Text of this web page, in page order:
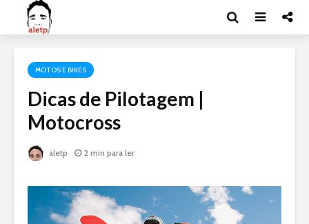
MOTOS E BIKES
Dicas de Pilotagem |
Motocross
aletp 2 min para ler